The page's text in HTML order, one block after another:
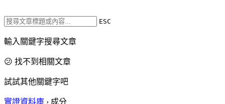
ESC
輸入關鍵字搜尋文章
😕 找不到相關文章
試試其他關鍵字吧
實證資料庫 › 成分